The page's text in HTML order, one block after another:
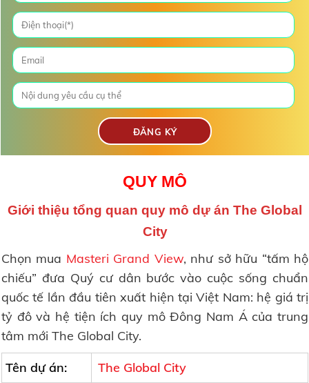
QUY MÔ
Giới thiệu tổng quan quy mô dự án The Global
City
Chọn mua Masteri Grand View, như sở hữu “tấm hộ
chiếu” đưa Quý cư dân bước vào cuộc sống chuẩn
quốc tế lần đầu tiên xuất hiện tại Việt Nam: hệ giá trị
tỷ đô và hệ tiện ích quy mô Đông Nam Á của trung
tâm mới The Global City.
Tên dự án:
The Global City